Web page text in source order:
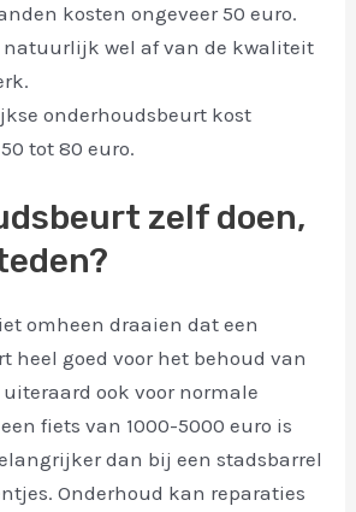
kosten ongeveer 50 euro.
wel af van de kwaliteit
onderhoudsbeurt kost
tot 80 euro.
zelf doen,
omheen draaien dat een
heel goed voor het behoud van
ook voor normale
fiets van 1000-5000 euro is
dan bij een stadsbarrel
Onderhoud kan reparaties